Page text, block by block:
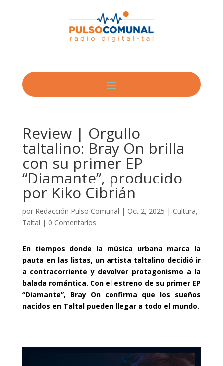
Review | Orgullo
taltalino: Bray On brilla
con su primer EP
“Diamante”, producido
por Kiko Cibrián
por Redacción Pulso Comunal | Oct 2, 2025 | Cultura,
Taltal | 0 Comentarios
En tiempos donde la música urbana marca la
pauta en las listas, un artista taltalino decidió ir
a contracorriente y devolver protagonismo a la
balada romántica. Con el estreno de su primer EP
“Diamante”, Bray On confirma que los sueños
nacidos en Taltal pueden llegar a todo el mundo.